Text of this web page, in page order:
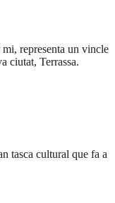
representa un vincle
ciutat, Terrassa.
tasca cultural que fa a